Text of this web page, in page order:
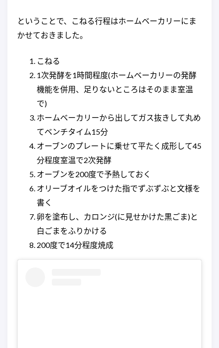
ということで、こねる行程はホームベーカリーにま
かせておきました。
こねる
1次発酵を1時間程度(ホームベーカリーの発酵
機能を併用、足りないところはそのまま室温
で)
ホームベーカリーから出してガス抜きして丸め
てベンチタイム15分
オーブンのプレートに乗せて平たく成形して45
分程度室温で2次発酵
オーブンを200度で予熱しておく
オリーブオイルをつけた指でずぶずぶと文様を
書く
卵を塗布し、カロンジ(に見せかけた黒ごま)と
白ごまをふりかける
200度で14分程度焼成